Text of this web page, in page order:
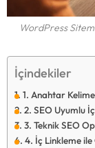
WordPress
İçindekiler
1. Anahtar
2. SEO Uyumlu
3. Teknik SEO
4. İç Linkleme